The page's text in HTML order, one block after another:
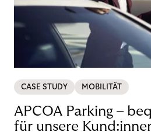
CASE STUDY MOBILITÄT
APCOA Parking –
für unsere